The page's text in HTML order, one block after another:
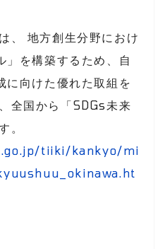
、 地方創生分野におけ
」を構築するため、自
に向けた優れた取組を
全国から「SDGs未来
。
tiiki/kankyo/mi